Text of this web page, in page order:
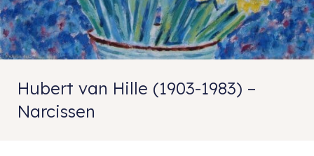
Hubert van Hille (1903-1983) –
Narcissen